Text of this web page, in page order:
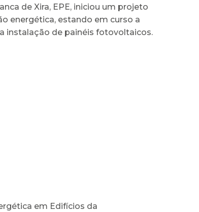
de Xira, EPE, iniciou um projeto
energética, estando em curso a
instalação de painéis fotovoltaicos.
em Edifícios da